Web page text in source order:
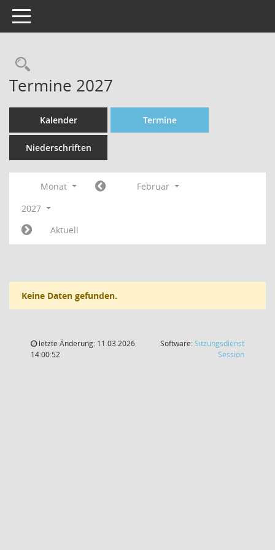
Toggle navigation
Rechercheauswahl
Termine 2027
Kalender Termine
Niederschriften
Monat
Februar
2027
Aktuell
Keine Daten gefunden.
letzte Änderung: 11.03.2026
14:00:52
Software:Sitzungsdienst
Session(Wird in